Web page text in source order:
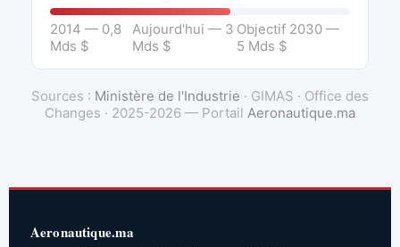
2014 — 0,8
Mds $
Aujourd'hui — 3
Mds $
Objectif 2030 —
5 Mds $
Sources : Ministère de l'Industrie · GIMAS · Office des
Changes · 2025-2026 — Portail Aeronautique.ma
Aeronautique.ma